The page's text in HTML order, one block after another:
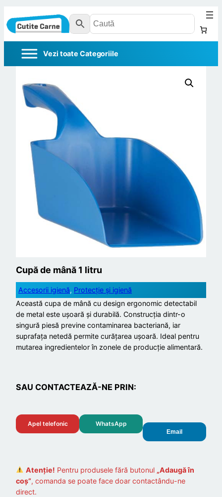
Cupă de mână 1 litru
Accesorii igienă, Protecție și igienă
Această cupa de mână cu design ergonomic detectabil
de metal este ușoară și durabilă. Construcția dintr-o
singură piesă previne contaminarea bacteriană, iar
suprafața netedă permite curățarea ușoară. Ideal pentru
mutarea ingredientelor în zonele de producție alimentară.
SAU CONTACTEAZĂ-NE PRIN:
Apel telefonic WhatsApp
Email
Atenție! Pentru produsele fără butonul „Adaugă în
coș”, comanda se poate face doar contactându-ne
direct.